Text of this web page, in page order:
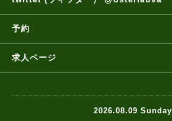
予約
求人ページ
2026.08.09 Sunday